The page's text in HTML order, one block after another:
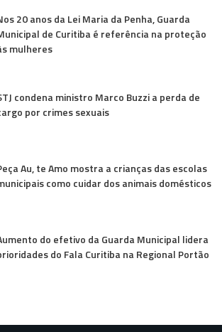
20 anos da Lei Maria da Penha, Guarda
de Curitiba é referência na proteção
mulheres
condena ministro Marco Buzzi a perda de
por crimes sexuais
Au, te Amo mostra a crianças das escolas
como cuidar dos animais domésticos
do efetivo da Guarda Municipal lidera
do Fala Curitiba na Regional Portão